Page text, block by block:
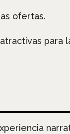
ofertas.
para